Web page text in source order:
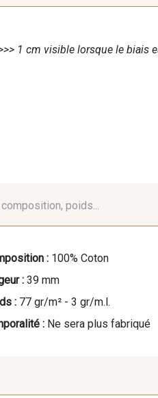
1 cm visible lorsque le biais
poids...
: 100% Coton
: 39 mm
: 77 gr/m² - 3 gr/m.l.
: Ne sera plus fabriqué